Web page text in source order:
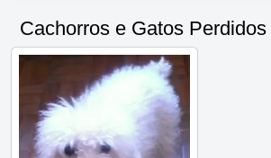
Cachorros e Gatos Perdidos